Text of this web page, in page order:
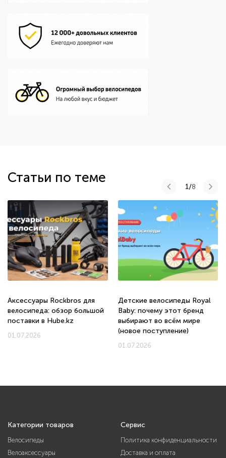
Статьи по теме
Аксессуары Rockbros для
велосипеда: обзор большой
поставки в Hube.kz
01.07.2026
Детские велосипеды Royal
Baby: почему этот бренд
выбирают во всём мире
(новое поступление)
01.07.2026
1/8
Категории товаров
Велосипеды
Велоаксессуары
Сервис
Политика конфиденциальности
Доставка и оплата